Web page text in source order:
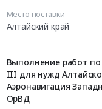
Место поставки
Алтайский край
Выполнение работ
III для нужд
Аэронавигация
ОрВД